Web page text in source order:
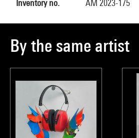
Inventory no. AM 2023-175
By the same artist